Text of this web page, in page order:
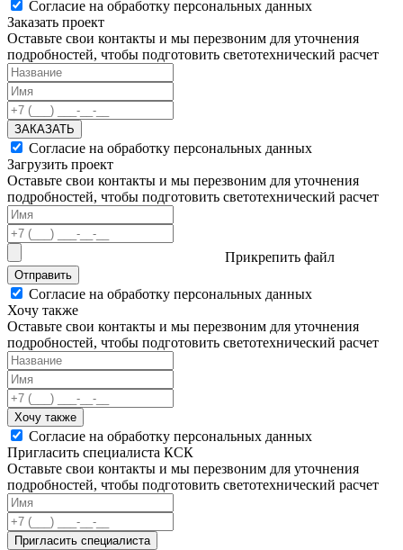
Согласие на обработку персональных данных
Заказать проект
Оставьте свои контакты и мы перезвоним для уточнения
подробностей, чтобы подготовить светотехнический расчет
ЗАКАЗАТЬ
Согласие на обработку персональных данных
Загрузить проект
Оставьте свои контакты и мы перезвоним для уточнения
подробностей, чтобы подготовить светотехнический расчет
Прикрепить файл
Отправить
Согласие на обработку персональных данных
Хочу также
Оставьте свои контакты и мы перезвоним для уточнения
подробностей, чтобы подготовить светотехнический расчет
Хочу также
Согласие на обработку персональных данных
Пригласить специалиста КСК
Оставьте свои контакты и мы перезвоним для уточнения
подробностей, чтобы подготовить светотехнический расчет
Пригласить специалиста